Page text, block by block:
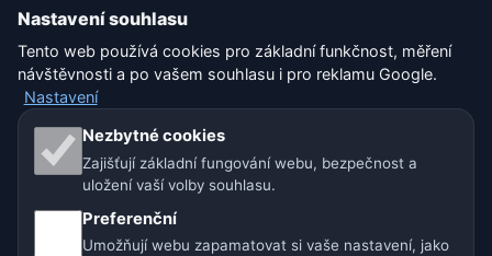
Podmínky užívání
Vyloučení odpovědnosti
Pomáháme zvířatům
Nastavení souhlasu
Tento web používá cookies pro základní funkčnost, měření
návštěvnosti a po vašem souhlasu i pro reklamu Google.
Nastavení
Nezbytné cookies
Zajišťují základní fungování webu, bezpečnost a
uložení vaší volby souhlasu.
Preferenční
Umožňují webu zapamatovat si vaše nastavení, jako